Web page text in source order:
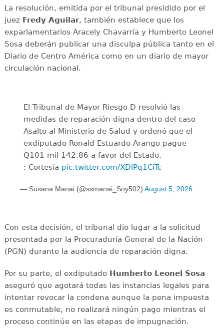
La resolución, emitida por el tribunal presidido por el
juezFredy Aguilar, también establece que los
exparlamentarios Aracely Chavarría y Humberto Leonel
Sosa deberán publicar una disculpa pública tanto en el
Diario de Centro América como en un diario de mayor
circulación nacional.
El Tribunal de Mayor Riesgo D resolvió las
medidas de reparación digna dentro del caso
Asalto al Ministerio de Salud y ordenó que el
exdiputado Ronald Estuardo Arango pague
Q101 mil 142.86 a favor del Estado.
: Cortesía pic.twitter.com/XDlPq1CiTc
— Susana Manai (@ssmanai_Soy502) August 5, 2026
Con esta decisión, el tribunal dio lugar a la solicitud
presentada por la Procuraduría General de la Nación
(PGN) durante la audiencia de reparación digna.
Por su parte, el exdiputado Humberto Leonel Sosa
aseguró que agotará todas las instancias legales para
intentar revocar la condena aunque la pena impuesta
es conmutable, no realizará ningún pago mientras el
proceso continúe en las etapas de impugnación.